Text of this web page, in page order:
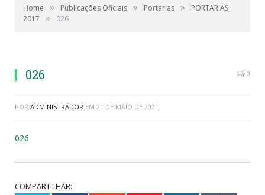
Home » Publicações Oficiais » Portarias »
PORTARIAS
2017
» 026
026 0
POR ADMINISTRADOR EM 21 DE MAIO DE 2021
026
COMPARTILHAR: